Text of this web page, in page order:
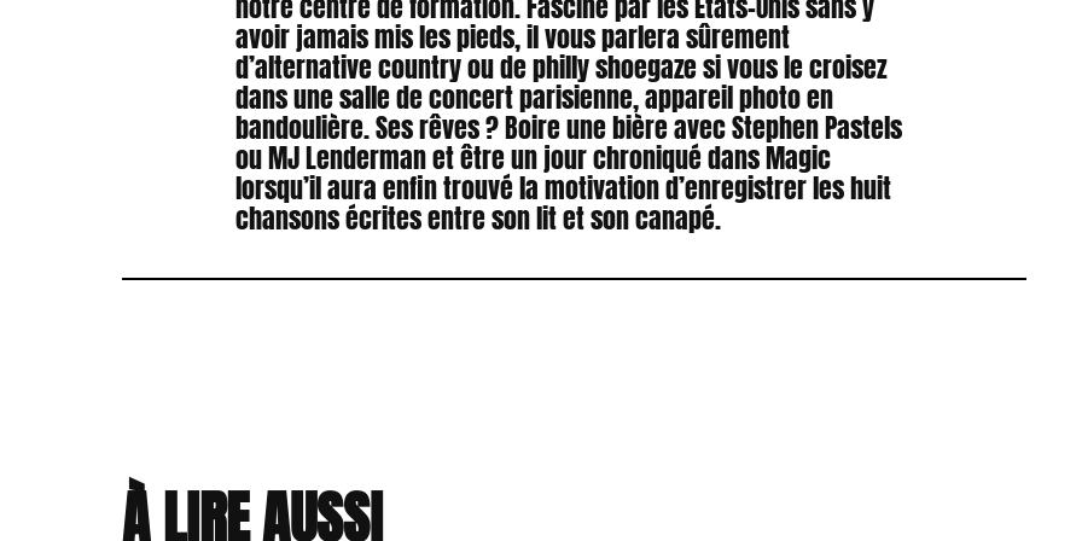
avoir jamais mis les pieds, il vous parlera sûrement
d’alternative country ou de philly shoegaze si vous le croisez
dans une salle de concert parisienne, appareil photo en
bandoulière. Ses rêves ? Boire une bière avec Stephen Pastels
ou MJ Lenderman et être un jour chroniqué dans Magic
lorsqu’il aura enfin trouvé la motivation d’enregistrer les huit
chansons écrites entre son lit et son canapé.
À LIRE AUSSI